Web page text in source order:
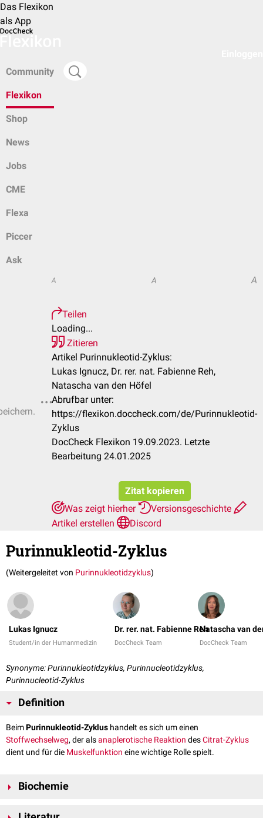
Das Flexikon
als App
Community
Flexikon
Shop
News
Jobs
CME
Flexa
Piccer
Ask
A A A
Teilen
Loading...
Zitieren
Artikel Purinnukleotid-Zyklus:
Lukas Ignucz, Dr. rer. nat. Fabienne Reh,
Natascha van den Höfel
Abrufbar unter:
https://flexikon.doccheck.com/de/Purinnukleotid-
Zyklus
DocCheck Flexikon 19.09.2023. Letzte
Bearbeitung 24.01.2025
Zitat kopieren
Was zeigt hierher
Versionsgeschichte
Artikel erstellen
Discord
Purinnukleotid-Zyklus
(Weitergeleitet von Purinnukleotidzyklus)
Lukas Ignucz
Student/in der Humanmedizin
Dr. rer. nat. Fabienne Reh
DocCheck Team
Natascha van
DocCheck Team
Synonyme: Purinnukleotidzyklus, Purinnucleotidzyklus,
Purinnucleotid-Zyklus
Definition
BeimPurinnukleotid-Zyklus handelt es sich um einen
Stoffwechselweg, der alsanaplerotische Reaktion desCitrat-Zyklus
dient und für die Muskelfunktion eine wichtige Rolle spielt.
Biochemie